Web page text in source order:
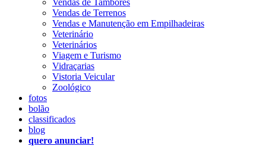
Vendas de Tambores
Vendas de Terrenos
Vendas e Manutenção em Empilhadeiras
Veterinário
Veterinários
Viagem e Turismo
Vidraçarias
Vistoria Veicular
Zoológico
fotos
bolão
classificados
blog
quero anunciar!